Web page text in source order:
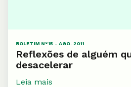
BOLETIM N°15 - AGO. 2011
Reflexões de alguém
desacelerar
Leia mais